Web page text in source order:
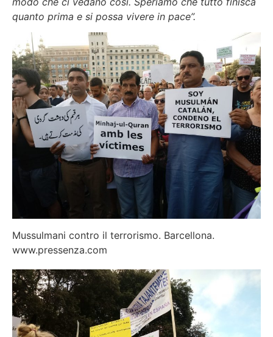
quanto prima e si possa vivere in pace”.
Mussulmani contro il terrorismo. Barcellona.
www.pressenza.com